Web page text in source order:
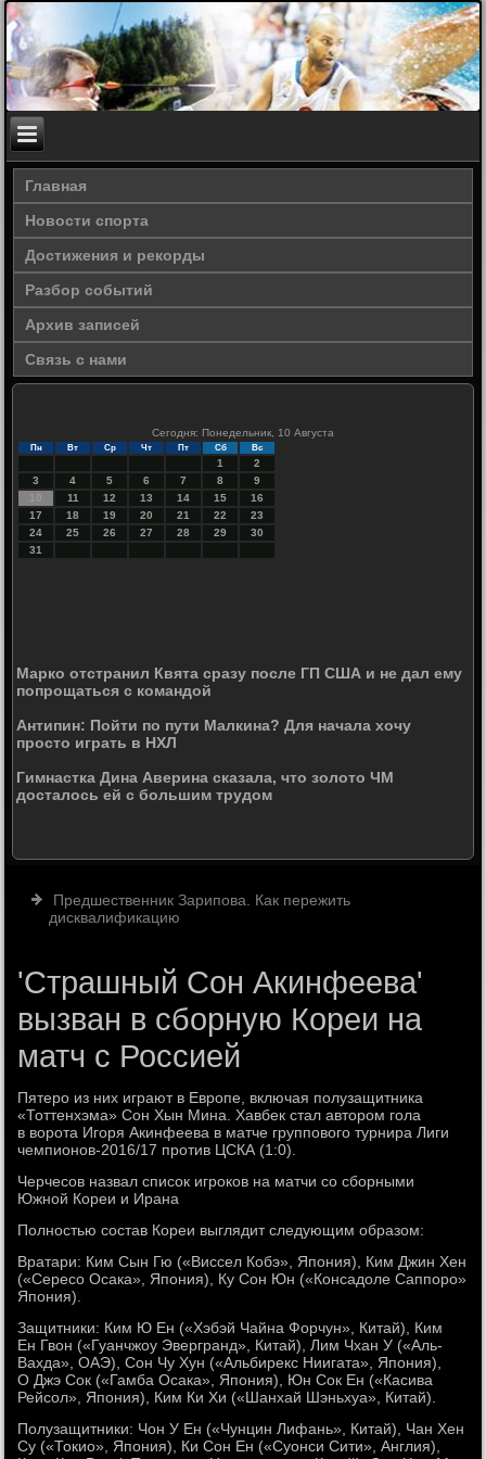
Главная
Новости спорта
Достижения и рекорды
Разбор событий
Архив записей
Связь с нами
Сегодня: Понедельник, 10 Августа
Пн Вт Ср Чт Пт Сб Вс
1
2
3
4 5 6 7 8
9
10
11 12 13 14 15
16
17
18 19 20 21 22
23
24
25 26 27 28 29
30
31
Марко отстранил Квята сразу после ГП США и не дал ему
попрощаться с командой
Антипин: Пойти по пути Малкина? Для начала хочу
просто играть в НХЛ
Гимнастка Дина Аверина сказала, что золото ЧМ
досталось ей с большим трудом
Предшественник Зарипова. Как пережить
дисквалификацию
'Страшный Сон Акинфеева'
вызван в сборную Кореи на
матч с Россией
Пятеро из них играют в Европе, включая полузащитника
«Тоттенхэма» Сон Хын Мина. Хавбек стал автором гола
в ворота Игоря Акинфеева в матче группового турнира Лиги
чемпионов-2016/17 против ЦСКА (1:0).
Черчесов назвал список игроков на матчи со сборными
Южной Кореи и Ирана
Полностью состав Кореи выглядит следующим образом:
Вратари: Ким Сын Гю («Виссел Кобэ», Япония), Ким Джин Хен
(«Сересо Осака», Япония), Ку Сон Юн («Консадоле Саппоро»
Япония).
Защитники: Ким Ю Ен («Хэбэй Чайна Форчун», Китай), Ким
Ен Гвон («Гуанчжоу Эвергранд», Китай), Лим Чхан У («Аль-
Вахда», ОАЭ), Сон Чу Хун («Альбирекс Ниигата», Япония),
О Джэ Сок («Гамба Осака», Япония), Юн Сок Ен («Касива
Рейсол», Япония), Ким Ки Хи («Шанхай Шэньхуа», Китай).
Полузащитники: Чон У Ен («Чунцин Лифань», Китай), Чан Хен
Су («Токио», Япония), Ки Сон Ен («Суонси Сити», Англия),